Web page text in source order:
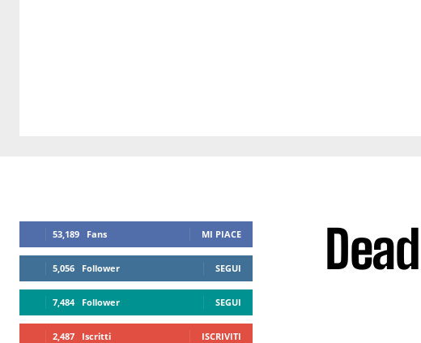
53,189 Fans MI PIACE
5,056 Follower SEGUI
7,484 Follower SEGUI
2,487 Iscritti ISCRIVITI